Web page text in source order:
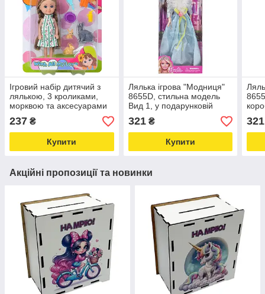
Ігровий набір дитячий з
лялькою, 3 кроликами,
морквою та аксесуарами
модель 618-18 Love&Life -
online-multimarket-
237 ₴
Купити
Лялька ігрова "Модниця"
8655D, стильна модель
Вид 1, у подарунковій
упаковці Love&Life -online-
multimarket-
321₴
Купити
321
Акційні пропозиції та новинки